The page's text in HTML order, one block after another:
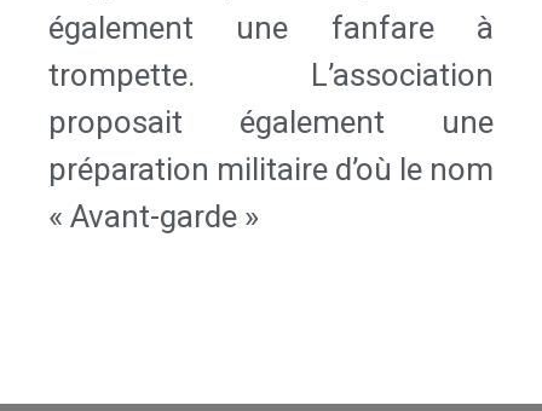
également une fanfare à
trompette. L’association
proposait également une
préparation militaire d’où le nom
« Avant-garde »